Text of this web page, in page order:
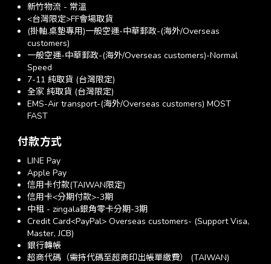
新竹物流 - 常溫
<台灣限定>FF會場取貨
(掛軸.桌墊專用)一般空運-中華郵政-(海外/Overseas
customers)
一般空運-中華郵政-(海外/Overseas customers)-Normal
Speed
7-11 純取貨 (台灣限定)
全家 純取貨 (台灣限定)
EMS-Air transport-(海外/Overseas customers) MOST
FAST
付款方式
LINE Pay
Apple Pay
信用卡付款(TAIWAN限定)
信用卡<分期付款>-3期
中租 - zingala銀角零卡分期-3期
Credit Card<PayPal> Overseas customers- (Support Visa,
Master, JCB)
銀行轉帳
超商代碼（需持代碼至超商印出帳單繳費） (TAIWAN)